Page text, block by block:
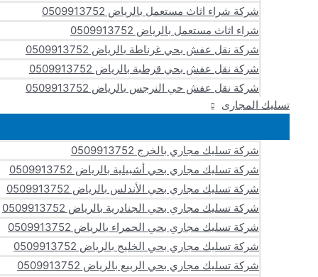
شركة شراء اثاث مستعمل بالرياض 0509913752
شراء اثاث مستعمل بالرياض 0509913752
شركة نقل عفش بحي غرناطة بالرياض 0509913752
شركة نقل عفش بحي قرطبة بالرياض 0509913752
شركة نقل عفش حي النرجس بالرياض 0509913752
تسليك المجارى
شركة تسليك مجاري بالخرج 0509913752
شركة تسليك مجاري بحي أشبيلية بالرياض 0509913752
شركة تسليك مجاري بحي الأندلس بالرياض 0509913752
شركة تسليك مجاري بحي الجنادرية بالرياض 0509913752
شركة تسليك مجاري بحي الحمراء بالرياض 0509913752
شركة تسليك مجاري بحي الخليج بالرياض 0509913752
شركة تسليك مجاري بحي الربيع بالرياض 0509913752